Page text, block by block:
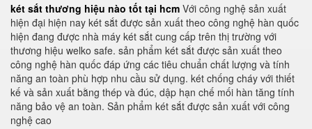
két sắt thương hiệu nào tốt tại hcm Với công nghệ sản xuất
hiện đại hiện nay két sắt được sản xuất theo công nghệ hàn quốc
hiện đang được nhà máy két sắt cung cấp trên thị trường với
thương hiệu welko safe. sản phẩm két sắt được sản xuất theo
công nghệ hàn quốc đáp ứng các tiêu chuẩn chất lượng và tính
năng an toàn phù hợp nhu cầu sử dụng. két chống cháy với thiết
kế và sản xuất bằng thép và đúc, dập hạn chế mối hàn tăng tính
năng bảo vệ an toàn. Sản phẩm két sắt được sản xuất với công
nghệ cao